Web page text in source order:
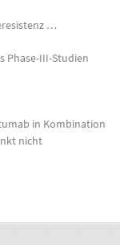
…
Phase-III-Studien
in Kombination
nicht